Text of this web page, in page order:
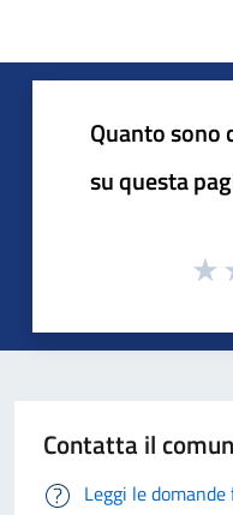
Quanto sono
su questa
Contatta il
Leggi le